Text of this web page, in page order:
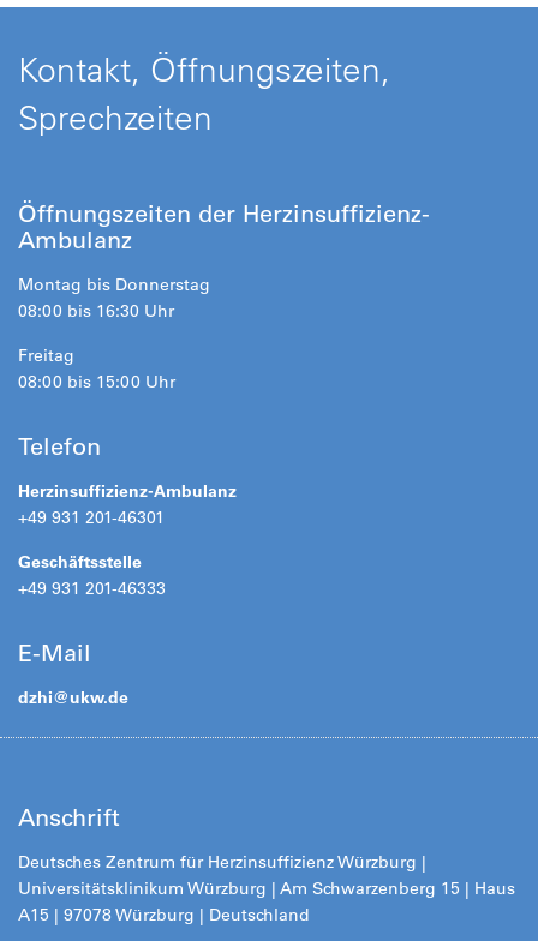
Kontakt, Öffnungszeiten,
Sprechzeiten
Öffnungszeiten der Herzinsuffizienz-
Ambulanz
Montag bis Donnerstag
08:00 bis 16:30 Uhr
Freitag
08:00 bis 15:00 Uhr
Telefon
Herzinsuffizienz-Ambulanz
+49 931 201-46301
Geschäftsstelle
+49 931 201-46333
E-Mail
dzhi@ukw.de
Anschrift
Deutsches Zentrum für Herzinsuffizienz Würzburg |
Universitätsklinikum Würzburg | Am Schwarzenberg 15 | Haus
A15 | 97078 Würzburg | Deutschland